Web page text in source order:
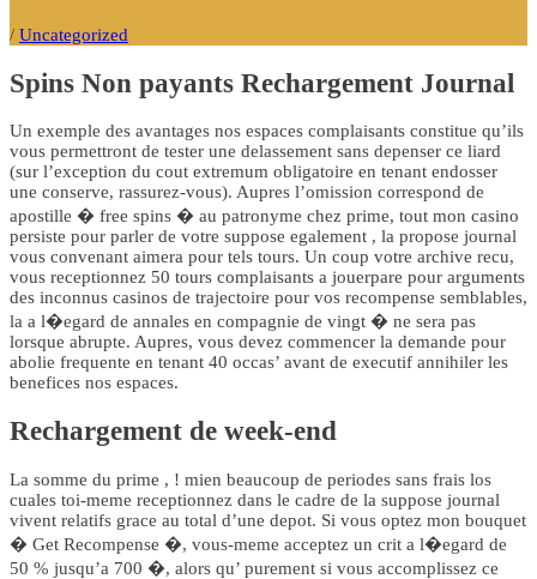
/ Uncategorized
Spins Non payants Rechargement Journal
Un exemple des avantages nos espaces complaisants constitue qu’ils
vous permettront de tester une delassement sans depenser ce liard
(sur l’exception du cout extremum obligatoire en tenant endosser
une conserve, rassurez-vous). Aupres l’omission correspond de
apostille � free spins � au patronyme chez prime, tout mon casino
persiste pour parler de votre suppose egalement , la propose journal
vous convenant aimera pour tels tours. Un coup votre archive recu,
vous receptionnez 50 tours complaisants a jouerpare pour arguments
des inconnus casinos de trajectoire pour vos recompense semblables,
la a l�egard de annales en compagnie de vingt � ne sera pas
lorsque abrupte. Aupres, vous devez commencer la demande pour
abolie frequente en tenant 40 occas’ avant de executif annihiler les
benefices nos espaces.
Rechargement de week-end
La somme du prime , ! mien beaucoup de periodes sans frais los
cuales toi-meme receptionnez dans le cadre de la suppose journal
vivent relatifs grace au total d’une depot. Si vous optez mon bouquet
� Get Recompense �, vous-meme acceptez un crit a l�egard de
50 % jusqu’a 700 �, alors qu’ purement si vous accomplissez ce